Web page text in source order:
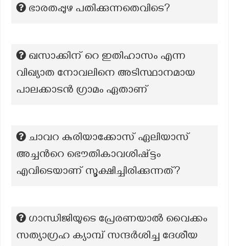
ഭാരതപ്പുഴ പതിക്കുന്നതെവിടെ?
ഖസാക്കിന് റെ ഇതിഹാസം എന്ന
വിഖ്യാത നോവലിനെ അടിസ്ഥാനമായ
പാലക്കാടൻ ഗ്രാമം ഏതാണ്
ചാവറ കുരിയാക്കോസ് ഏലിയാസ്
അച്ചന്‍റെ ഭൌതികാവശിഷ്ട്ടം
എവിടെയാണ് സൂക്ഷിച്ചിരിക്കുന്നത്?
ഗാന്ധിജിയുടെ പ്രേരണയാൽ വൈക്കം
സത്യാഗ്രഹ ക്യാമ്പ് സന്ദർശിച്ച ദേശീയ